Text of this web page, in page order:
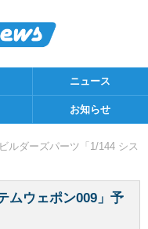
ニュース
お知らせ
ルダーズパーツ「1/144 シス
ムウェポン009」予